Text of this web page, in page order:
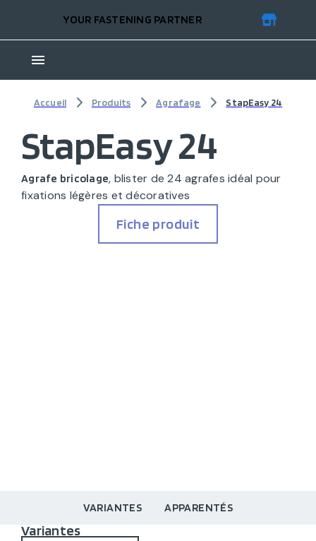
YOUR FASTENING PARTNER
Accueil Produits Agrafage StapEasy 24
StapEasy 24
Agrafe bricolage, blister de 24 agrafes idéal pour
fixations légères et décoratives
Fiche produit
VARIANTES APPARENTÉS
Variantes